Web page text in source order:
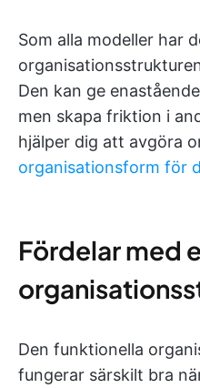
Som alla modeller har
Den kan ge
men skapa friktion i
hjälper dig att avgöra
organisationsform för
Fördelar med
Den funktionella
fungerar särskilt bra